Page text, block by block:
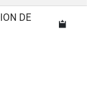
DE